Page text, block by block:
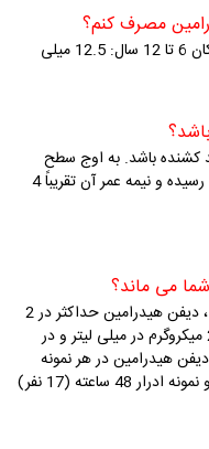
کودکان 6 تا 12 سال: 12.5 میلی
باشد. به اوج سطح
سرمی DPH تقریباً 2-3 ساعت پس از مصرف رسیده و نیمه عمر آن تقریباً 4
می ماند؟
در مورد دوز خوراکی 120 میلی گرم (n = 1) ، دیفن هیدرامین حداکثر در 2
ساعت به غلظت رسید که در نمونه سرم 20/0 میکروگرم در میلی لیتر و در
دیفن هیدرامین در هر نمونه
سرم جمع آوری شده در 24 ساعت (16 نفر) و نمونه ادرار 48 ساعته (17 نفر)